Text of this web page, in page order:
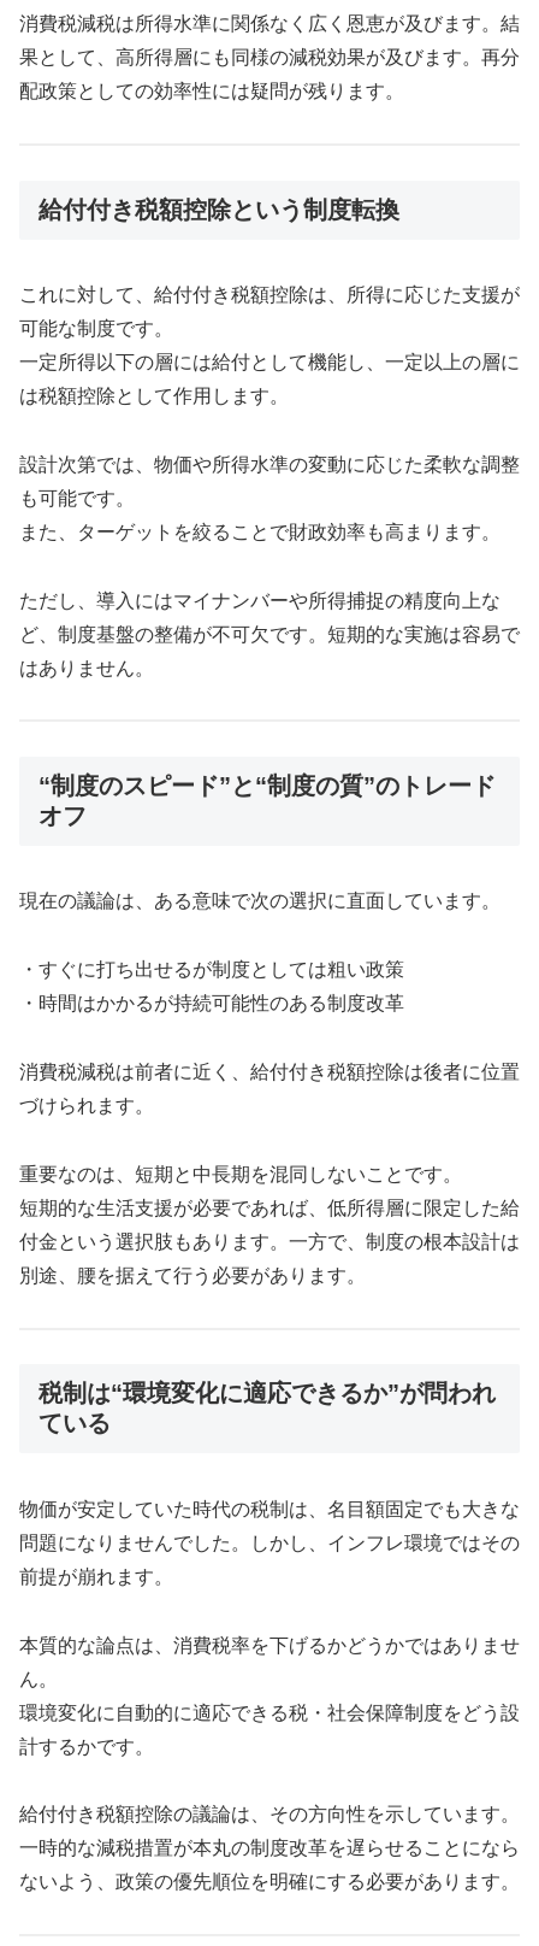
消費税減税は所得水準に関係なく広く恩恵が及びます。結
果として、高所得層にも同様の減税効果が及びます。再分
配政策としての効率性には疑問が残ります。
給付付き税額控除という制度転換
これに対して、給付付き税額控除は、所得に応じた支援が
可能な制度です。
一定所得以下の層には給付として機能し、一定以上の層に
は税額控除として作用します。
設計次第では、物価や所得水準の変動に応じた柔軟な調整
も可能です。
また、ターゲットを絞ることで財政効率も高まります。
ただし、導入にはマイナンバーや所得捕捉の精度向上な
ど、制度基盤の整備が不可欠です。短期的な実施は容易で
はありません。
“制度のスピード”と“制度の質”のトレード
オフ
現在の議論は、ある意味で次の選択に直面しています。
・すぐに打ち出せるが制度としては粗い政策
・時間はかかるが持続可能性のある制度改革
消費税減税は前者に近く、給付付き税額控除は後者に位置
づけられます。
重要なのは、短期と中長期を混同しないことです。
短期的な生活支援が必要であれば、低所得層に限定した給
付金という選択肢もあります。一方で、制度の根本設計は
別途、腰を据えて行う必要があります。
税制は“環境変化に適応できるか”が問われ
ている
物価が安定していた時代の税制は、名目額固定でも大きな
問題になりませんでした。しかし、インフレ環境ではその
前提が崩れます。
本質的な論点は、消費税率を下げるかどうかではありませ
ん。
環境変化に自動的に適応できる税・社会保障制度をどう設
計するかです。
給付付き税額控除の議論は、その方向性を示しています。
一時的な減税措置が本丸の制度改革を遅らせることになら
ないよう、政策の優先順位を明確にする必要があります。